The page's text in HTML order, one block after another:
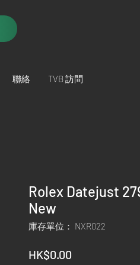
聯絡 TVB 訪問
Rolex Datejust
New
庫存單位： NXR022
HK$0.00